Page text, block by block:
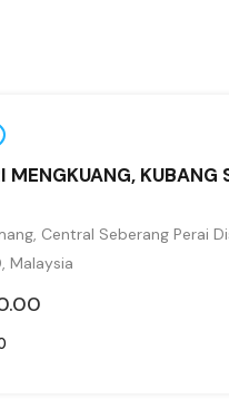
MENGKUANG, KUBANG
Central Seberang Perai
Malaysia